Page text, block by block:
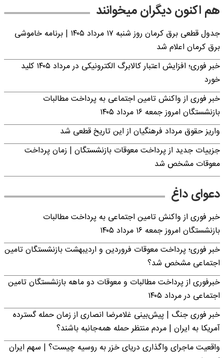
هم اکنون دیگران میخوانند
جدول قطعی برق کرمان روز شنبه ۱۷ مرداد ۱۴۰۵ | برنامه خاموشی
برق کرمان اعلام شد
خبر فوری؛ افزایش اعتبار کالابرگ الکترونیکی در مرداد ۱۴۰۵ کلید
خورد
خبر فوری از واکنش تامین اجتماعی به پرداخت مطالبات
بازنشستگان امروز جمعه ۱۶ مرداد ۱۴۰۵
واریز حقوق مرداد فرهنگیان از این تاریخ قطعی شد
جزییات جدید از پرداخت معوقات بازنشستگان | زمان پرداخت
معوقات مشخص شد
دعوای داغ
خبر فوری از واکنش تامین اجتماعی به پرداخت مطالبات
بازنشستگان امروز جمعه ۱۶ مرداد ۱۴۰۵
خبر فوری؛ پرداخت معوقات فروردین و اردیبهشت بازنشستگان تامین
اجتماعی مشخص شد؟
خبرفوری از پرداخت مطالبات و معوقات دو ماهه بازنشستگان تامین
اجتماعی در مرداد ۱۴۰۵
خبر فوری جنگ | پیش‌بینی غلامرضا انصاری از زمان حمله گسترده
آمریکا به ایران | مردم منتظر حمله همه‌جانبه باشند؟
واقعیت ماجرای واگذاری دریای خزر به روسیه چیست؟ | سهم ایران